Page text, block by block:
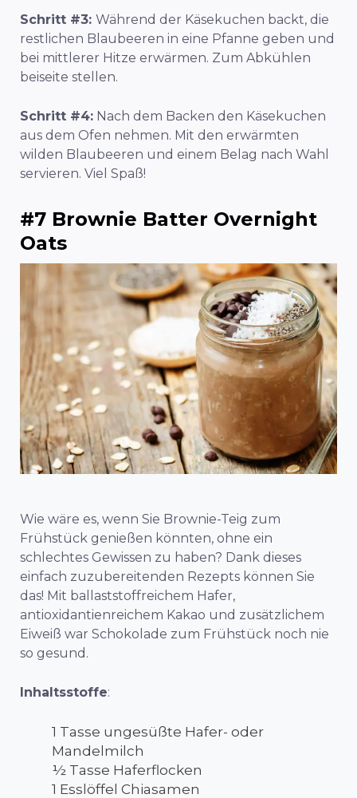
Schritt #3: Während der Käsekuchen backt, die
restlichen Blaubeeren in eine Pfanne geben und
bei mittlerer Hitze erwärmen. Zum Abkühlen
beiseite stellen.
Schritt #4: Nach dem Backen den Käsekuchen
aus dem Ofen nehmen. Mit den erwärmten
wilden Blaubeeren und einem Belag nach Wahl
servieren. Viel Spaß!
#7 Brownie Batter Overnight
Oats
Wie wäre es, wenn Sie Brownie-Teig zum
Frühstück genießen könnten, ohne ein
schlechtes Gewissen zu haben? Dank dieses
einfach zuzubereitenden Rezepts können Sie
das! Mit ballaststoffreichem Hafer,
antioxidantienreichem Kakao und zusätzlichem
Eiweiß war Schokolade zum Frühstück noch nie
so gesund.
Inhaltsstoffe:
1 Tasse ungesüßte Hafer- oder
Mandelmilch
½ Tasse Haferflocken
1 Esslöffel Chiasamen